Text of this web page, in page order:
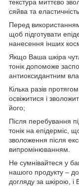
текстура миттєво
сяйва та
Перед
щоб підготувати
нанесення інших
Якщо Ваша шкіра
тонік допоможе
антиоксидантним
Кілька разів
освіжитися і
його;
Після перебування
тонік на епідерміс,
зволоження після
випромінюванням.
Не сумнівайтеся у
нашого продукту –
догляду за шкірою, і